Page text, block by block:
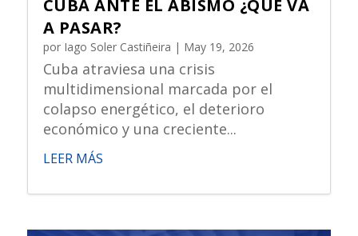
CUBA ANTE EL ABISMO ¿QUÉ VA
A PASAR?
por Iago Soler Castiñeira | May 19, 2026
Cuba atraviesa una crisis
multidimensional marcada por el
colapso energético, el deterioro
económico y una creciente...
LEER MÁS